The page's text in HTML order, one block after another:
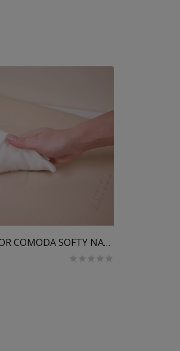
CAMBIADOR COMODA SOFTY NATTOU